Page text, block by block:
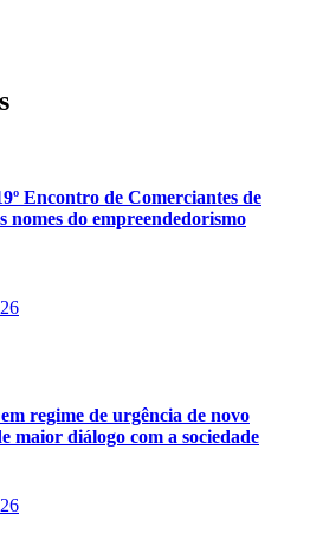
Encontro de Comerciantes de
nomes do empreendedorismo
regime de urgência de novo
maior diálogo com a sociedade